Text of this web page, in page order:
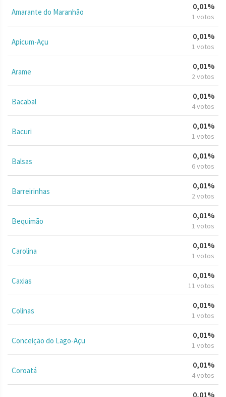
Amarante do Maranhão
0,01%
1 votos
Apicum-Açu
0,01%
1 votos
Arame
0,01%
2 votos
Bacabal
0,01%
4 votos
Bacuri
0,01%
1 votos
Balsas
0,01%
6 votos
Barreirinhas
0,01%
2 votos
Bequimão
0,01%
1 votos
Carolina
0,01%
1 votos
Caxias
0,01%
11 votos
Colinas
0,01%
1 votos
Conceição do Lago-Açu
0,01%
1 votos
Coroatá
0,01%
4 votos
0,01%